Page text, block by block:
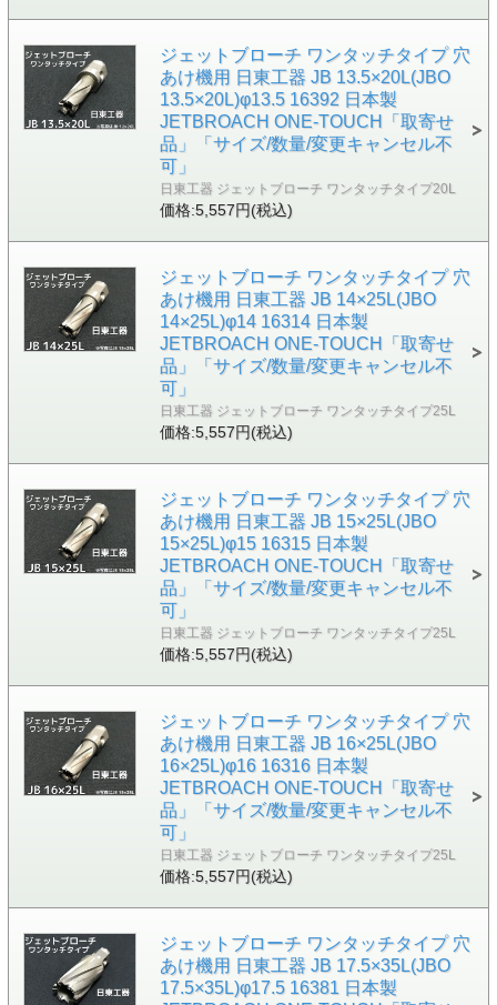
ジェットブローチ ワンタッチタイプ 穴
あけ機用 日東工器 JB 13.5×20L(JBO
13.5×20L)φ13.5 16392 日本製
JETBROACH ONE-TOUCH「取寄せ
品」「サイズ/数量/変更キャンセル不
可」
日東工器 ジェットブローチ ワンタッチタイプ20L
価格:5,557円(税込)
ジェットブローチ ワンタッチタイプ 穴
あけ機用 日東工器 JB 14×25L(JBO
14×25L)φ14 16314 日本製
JETBROACH ONE-TOUCH「取寄せ
品」「サイズ/数量/変更キャンセル不
可」
日東工器 ジェットブローチ ワンタッチタイプ25L
価格:5,557円(税込)
ジェットブローチ ワンタッチタイプ 穴
あけ機用 日東工器 JB 15×25L(JBO
15×25L)φ15 16315 日本製
JETBROACH ONE-TOUCH「取寄せ
品」「サイズ/数量/変更キャンセル不
可」
日東工器 ジェットブローチ ワンタッチタイプ25L
価格:5,557円(税込)
ジェットブローチ ワンタッチタイプ 穴
あけ機用 日東工器 JB 16×25L(JBO
16×25L)φ16 16316 日本製
JETBROACH ONE-TOUCH「取寄せ
品」「サイズ/数量/変更キャンセル不
可」
日東工器 ジェットブローチ ワンタッチタイプ25L
価格:5,557円(税込)
ジェットブローチ ワンタッチタイプ 穴
あけ機用 日東工器 JB 17.5×35L(JBO
17.5×35L)φ17.5 16381 日本製